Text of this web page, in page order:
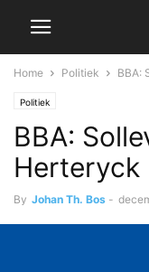
Home Politiek BBA:
Politiek
BBA:
Herteryck
By Johan Th. Bos -